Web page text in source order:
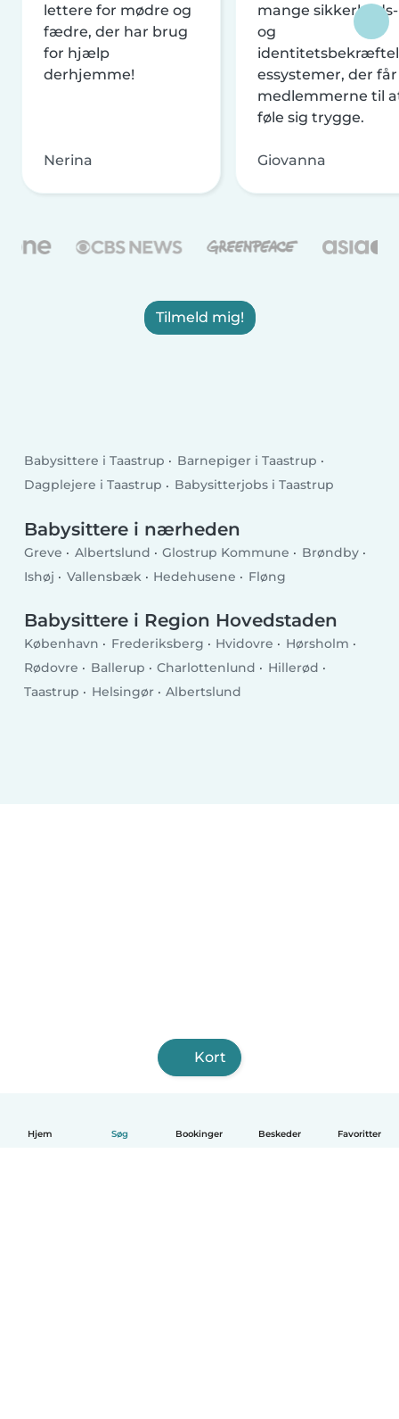
Hjem Søg Bookinger Beskeder Favoritter
lettere for mødre og
fædre, der har brug
for hjælp
derhjemme!
Nerina
mange sikkerheds-
og
essystemer, der får
medlemmerne til
føle sig trygge.
Giovanna
Tilmeld mig!
Babysittere i Taastrup
Barnepiger i Taastrup
Dagplejere i Taastrup
Babysitterjobs i Taastrup
Babysittere i nærheden
Greve Albertslund Glostrup Kommune
Brøndby
Ishøj
Vallensbæk Hedehusene Fløng
Babysittere i Region Hovedstaden
København Frederiksberg Hvidovre
Hørsholm
Rødovre
Ballerup Charlottenlund
Hillerød
Taastrup
Helsingør Albertslund
Kort